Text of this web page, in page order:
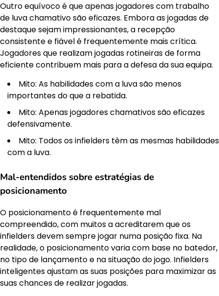
Outro equívoco é que apenas jogadores com trabalho
de luva chamativo são eficazes. Embora as jogadas de
destaque sejam impressionantes, a recepção
consistente e fiável é frequentemente mais crítica.
Jogadores que realizam jogadas rotineiras de forma
eficiente contribuem mais para a defesa da sua equipa.
Mito: As habilidades com a luva são menos
importantes do que a rebatida.
Mito: Apenas jogadores chamativos são eficazes
defensivamente.
Mito: Todos os infielders têm as mesmas habilidades
com a luva.
Mal-entendidos sobre estratégias de
posicionamento
O posicionamento é frequentemente mal
compreendido, com muitos a acreditarem que os
infielders devem sempre jogar numa posição fixa. Na
realidade, o posicionamento varia com base no batedor,
no tipo de lançamento e na situação do jogo. Infielders
inteligentes ajustam as suas posições para maximizar as
suas chances de realizar jogadas.